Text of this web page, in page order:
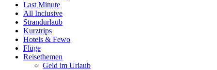
Last Minute
All Inclusive
Strandurlaub
Kurztrips
Hotels & Fewo
Flüge
Reisethemen
Geld im Urlaub